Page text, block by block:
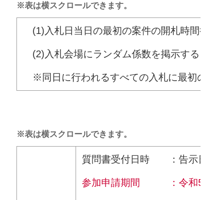
※表は横スクロールできます。
(1)入札日当日の最初の案件の開札時間後
(2)入札会場にランダム係数を掲示する
※同日に行われるすべての入札に最初の案
※表は横スクロールできます。
質問書受付日時 ：告示日か
参加申請期間 ：令和5年4月